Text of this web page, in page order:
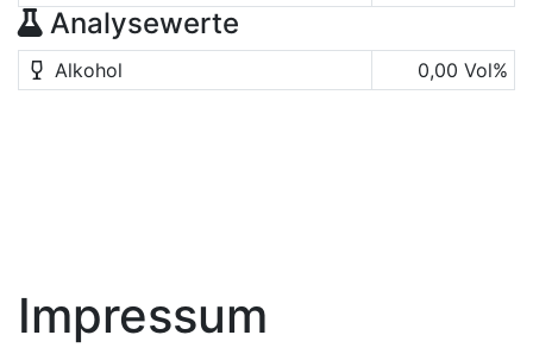
Analysewerte
Alkohol 0,00 Vol%
Impressum